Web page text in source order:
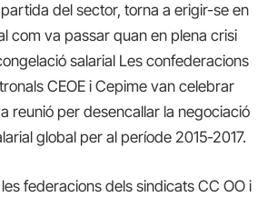
del sector, torna a erigir-se en
com va passar quan en plena crisi
salarial Les confederacions
CEOE i Cepime van celebrar
reunió per desencallar la negociació
global per al període 2015-2017.
federacions dels sindicats CC OO i